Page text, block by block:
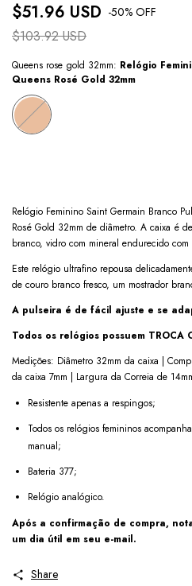
$51.96 USD -50% OFF
$103.92 USD
Queens rose gold 32mm: Relógio
Queens Rosé Gold 32mm
Relógio Feminino Saint Germain Branco
Rosé Gold 32mm de diâmetro. A caixa é
branco, vidro com mineral endurecido
Este relógio ultrafino repousa
de couro branco fresco, um mostrador
A pulseira é de fácil ajuste e se
Todos os relógios possuem TROCA
Medições: Diâmetro 32mm da caixa |
da caixa 7mm | Largura da Correia de
Resistente apenas a respingos;
Todos os relógios femininos
manual;
Bateria 377;
Relógio analógico.
Após a confirmação de compra,
um dia útil em seu e-mail.
Share